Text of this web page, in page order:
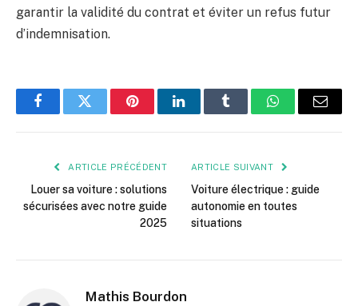
garantir la validité du contrat et éviter un refus futur
d’indemnisation.
FacebookTwitter PinterestLinkedInTumblr WhatsApp
E-
ARTICLE PRÉCÉDENT
Louer sa voiture : solutions
sécurisées avec notre guide
2025
ARTICLE SUIVANT
Voiture électrique : guide
autonomie en toutes
situations
Mathis Bourdon